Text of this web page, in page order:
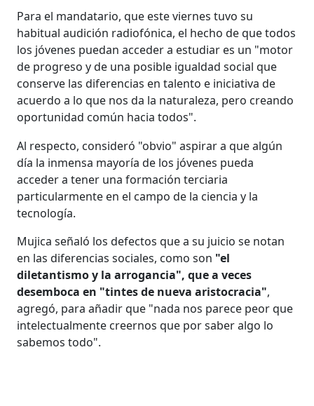
Para el mandatario, que este viernes tuvo su
habitual audición radiofónica, el hecho de que todos
los jóvenes puedan acceder a estudiar es un "motor
de progreso y de una posible igualdad social que
conserve las diferencias en talento e iniciativa de
acuerdo a lo que nos da la naturaleza, pero creando
oportunidad común hacia todos".
Al respecto, consideró "obvio" aspirar a que algún
día la inmensa mayoría de los jóvenes pueda
acceder a tener una formación terciaria
particularmente en el campo de la ciencia y la
tecnología.
Mujica señaló los defectos que a su juicio se notan
en las diferencias sociales, como son "el
diletantismo y la arrogancia", que a veces
desemboca en "tintes de nueva aristocracia",
agregó, para añadir que "nada nos parece peor que
intelectualmente creernos que por saber algo lo
sabemos todo".